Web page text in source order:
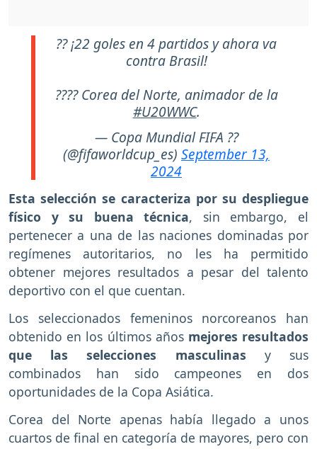
?? ¡22 goles en 4 partidos y ahora va
contra Brasil!
???? Corea del Norte, animador de la
#U20WWC.
— Copa Mundial FIFA ??
(@fifaworldcup_es) September 13,
2024
Esta selección se caracteriza por su despliegue
físico y su buena técnica, sin embargo, el
pertenecer a una de las naciones dominadas por
regímenes autoritarios, no les ha permitido
obtener mejores resultados a pesar del talento
deportivo con el que cuentan.
Los seleccionados femeninos norcoreanos han
obtenido en los últimos años mejores resultados
que las selecciones masculinas y sus
combinados han sido campeones en dos
oportunidades de la Copa Asiática.
Corea del Norte apenas había llegado a unos
cuartos de final en categoría de mayores, pero con